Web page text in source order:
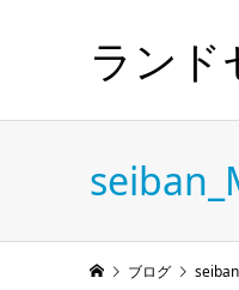
ランド
ブログ